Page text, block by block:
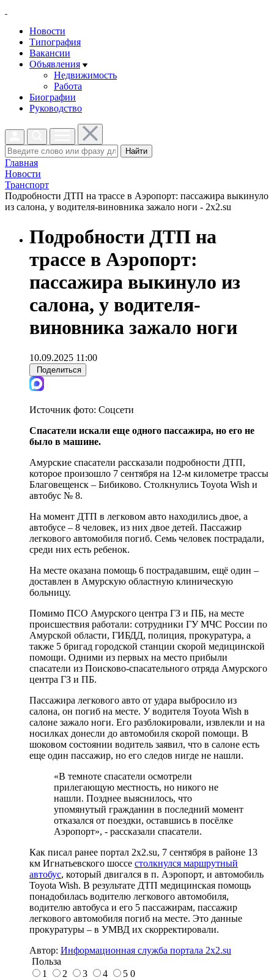
Новости
Типография
Вакансии
Объявления
Недвижимость
Работа
Биографии
Руководство
Найти
Главная
Новости
Транспорт
Подробности ДТП на трассе в Аэропорт: пассажира выкинуло
из салона, у водителя-виновника зажало ноги - 2x2.su
Подробности ДТП на
трассе в Аэропорт:
пассажира выкинуло из
салона, у водителя-
виновника зажало ноги
10.09.2025 11:00
Поделиться
Источник фото: Соцсети
Спасатели искали еще одного пассажира, но его не
было в машине.
Амурские спасатели рассказали подробности ДТП,
которое произошло 7 сентября на 12-м километре трассы
Благовещенск – Бибиково. Столкнулись Toyota Wish и
автобус № 8.
На момент ДТП в легковом авто находились двое, а
автобусе – 8 человек, из них двое детей. Пассажир
легкового автомобиля погиб. Семь человек пострадали,
среди них есть ребенок.
На месте оказана помощь 6 пострадавшим, ещё один –
доставлен в Амурскую областную клиническую
больницу.
Помимо ПСО Амурского центра ГЗ и ПБ, на месте
происшествия работали: сотрудники ГУ МЧС России по
Амурской области, ГИБДД, полиция, прокуратура, а
также 5 бригад городской станции скорой медицинской
помощи. Одними из первых на место прибыли
спасатели из Поисково-спасательного отряда Амурского
центра ГЗ и ПБ.
Пассажира легкового авто от удара выбросило из
салона, он погиб на месте. У водителя Toyota Wish в
салоне зажало ноги. Его разблокировали, извлекли и на
носилках донесли до автомобиля скорой помощи. В
шоковом состоянии водитель заявил, что в салоне есть
еще один пассажир, но его следов нигде не нашли.
«В темноте спасатели осмотрели
прилегающую местность, но никого не
нашли. Позднее выяснилось, что
упомянутый гражданин в последний момент
отказался от поездки, оставшись в посёлке
Аэропорт», - рассказали спасатели.
Как писал ранее портал 2х2.su, 7 сентября в районе 13
км Игнатьевского шоссе столкнулся маршрутный
автобус, который двигался в п. Аэропорт, и автомобиль
Toyota Wish. В результате ДТП медицинская помощь
понадобилась водителю легкового автомобиля,
водителю автобуса и его 5 пассажирам, пассажир
легкового автомобиля погиб на месте. Это данные
прокуратуры – в УМВД их скорректировали.
Автор: Информационная служба портала 2x2.su
Польза
1
2 3 4 5 0